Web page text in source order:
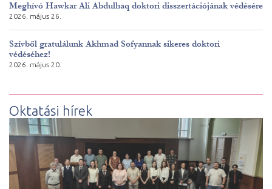
Meghívó Hawkar Ali Abdulhaq doktori disszertációjának védésére
2026. május 26.
Szívből gratulálunk Akhmad Sofyannak sikeres doktori
védéséhez!
2026. május 20.
Oktatási hírek